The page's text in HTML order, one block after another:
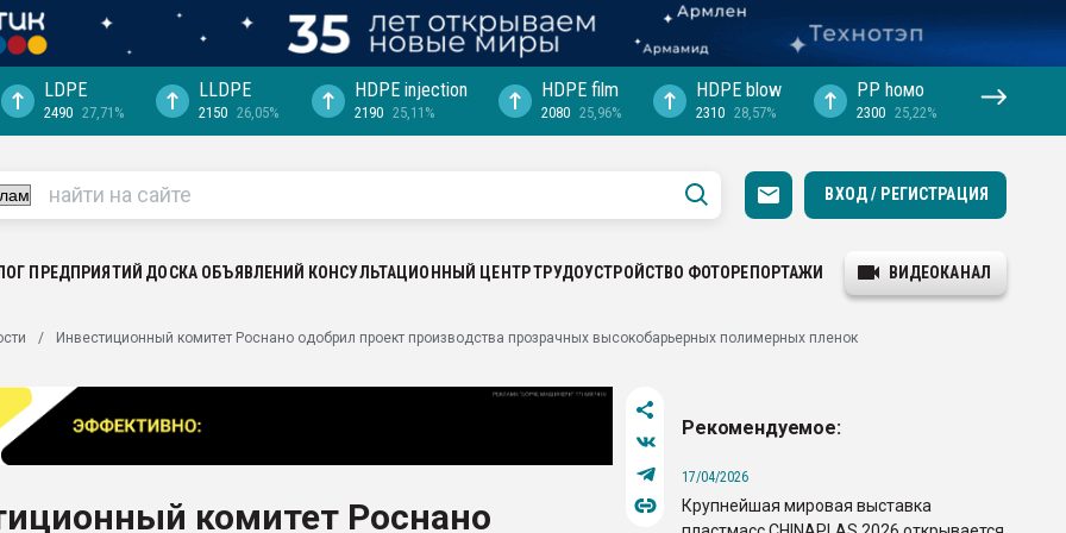
выходит на
рынке
LDPE
2490 27,71%
LLDPE
2150 26,05%
HDPE injection
2190 25,11%
HDPE film
2080 25,96%
HDPE blow
2310 28,57%
PP hомо
2300 25,22%
ВХОД / РЕГИСТРАЦИЯ
ПРЕДПРИЯТИЙ ДОСКА ОБЪЯВЛЕНИЙ КОНСУЛЬТАЦИОННЫЙ ЦЕНТРТРУДОУСТРОЙСТВО ФОТОРЕПОРТАЖИ ВИДЕОКАНАЛ
Инвестиционный комитет Роснано одобрил проект производства прозрачных высокобарьерных полимерных пленок
комитет Роснано
Рекомендуемое:
17/04/2026
Крупнейшая мировая выставка